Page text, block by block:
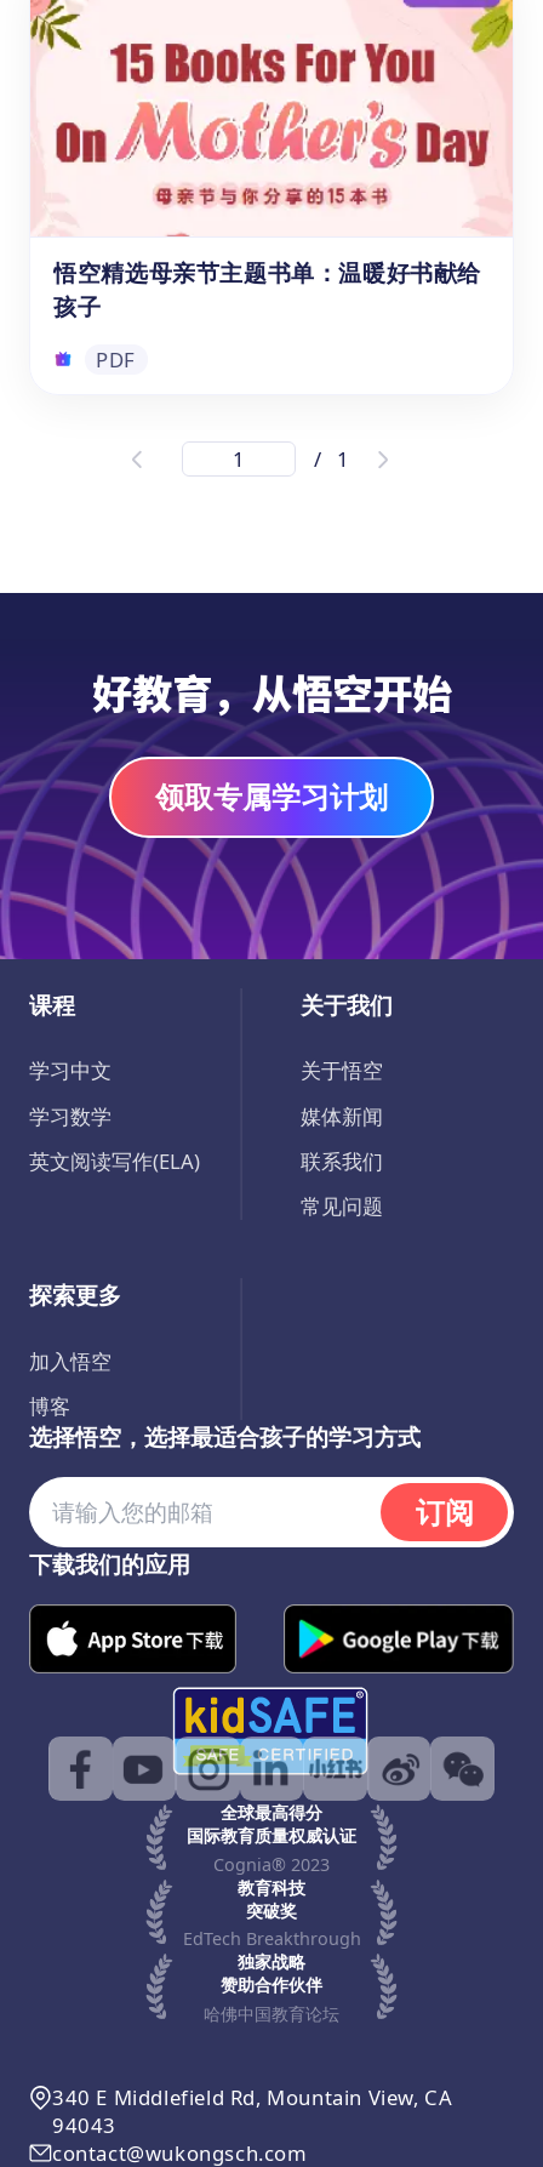
《跟着悟空游中国》是悟空中文专为儿童打造
的地理文化阅读绘本。全书以"小悟空"为向
导，分六大区域系统介绍中国最具代表性的自
然奇观与人文古迹，涵盖华中、华东、华北、
东北、华南、西南、西北等地标景点。每一站
都配有生动的图文内容，帮助孩子在阅读中建
立对中国地理与文化的整体认知，是中文学习
与国情教育的优质读物。
悟空精选母亲节主题书单：温暖好书献给
孩子
PDF
悟空精选母亲节主题书单：温暖好书献给
/ 1
好教育，从悟空开始
领取专属学习计划
课程
学习中文
学习数学
英文阅读写作(ELA)
关于我们
关于悟空
媒体新闻
联系我们
常见问题
探索更多
加入悟空
博客
选择悟空，选择最适合孩子的学习方式
订阅
下载我们的应用
全球最高得分
国际教育质量权威认证
Cognia® 2023
教育科技
突破奖
EdTech Breakthrough
独家战略
赞助合作伙伴
哈佛中国教育论坛
340 E Middlefield Rd, Mountain View, CA
94043
contact@wukongsch.com